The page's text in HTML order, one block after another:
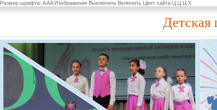
Размер шрифта: AAAИзображения Выключить Включить Цвет сайта Ц Ц Ц Х
Детская